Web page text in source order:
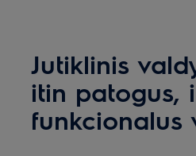
Jutiklinis
itin patogus,
funkcionalus